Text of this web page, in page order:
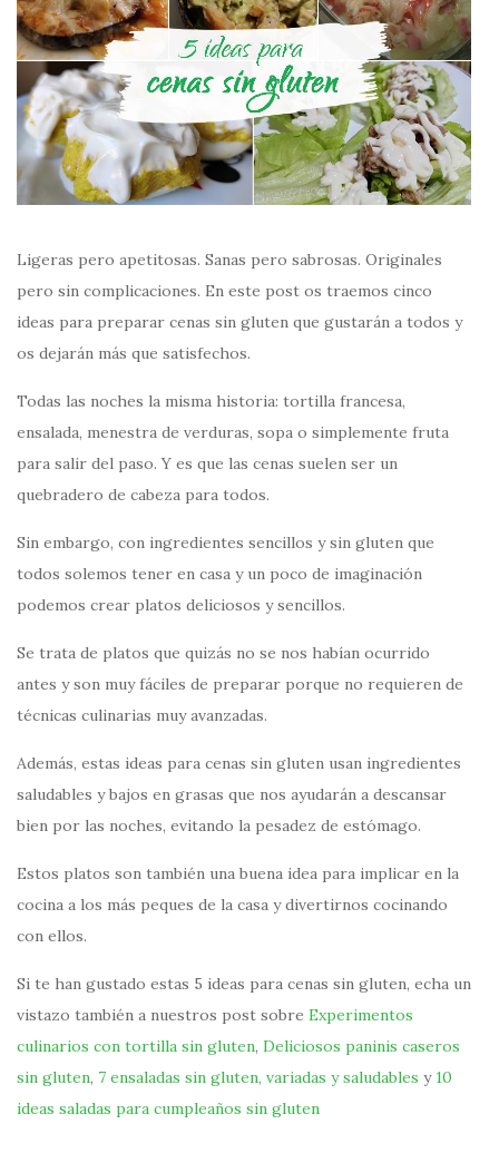
Ligeras pero apetitosas. Sanas pero sabrosas. Originales
pero sin complicaciones. En este post os traemos cinco
ideas para preparar cenas sin gluten que gustarán a todos y
os dejarán más que satisfechos.
Todas las noches la misma historia: tortilla francesa,
ensalada, menestra de verduras, sopa o simplemente fruta
para salir del paso. Y es que las cenas suelen ser un
quebradero de cabeza para todos.
Sin embargo, con ingredientes sencillos y sin gluten que
todos solemos tener en casa y un poco de imaginación
podemos crear platos deliciosos y sencillos.
Se trata de platos que quizás no se nos habían ocurrido
antes y son muy fáciles de preparar porque no requieren de
técnicas culinarias muy avanzadas.
Además, estas ideas para cenas sin gluten usan ingredientes
saludables y bajos en grasas que nos ayudarán a descansar
bien por las noches, evitando la pesadez de estómago.
Estos platos son también una buena idea para implicar en la
cocina a los más peques de la casa y divertirnos cocinando
con ellos.
Si te han gustado estas 5 ideas para cenas sin gluten, echa un
vistazo también a nuestros post sobre Experimentos
culinarios con tortilla sin gluten, Deliciosos paninis caseros
sin gluten, 7 ensaladas sin gluten, variadas y saludables y 10
ideas saladas para cumpleaños sin gluten